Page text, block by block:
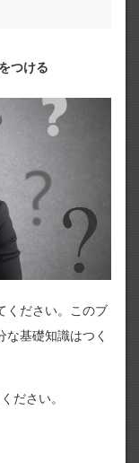
つける
ください。このブ
な基礎知識はつく
ださい。